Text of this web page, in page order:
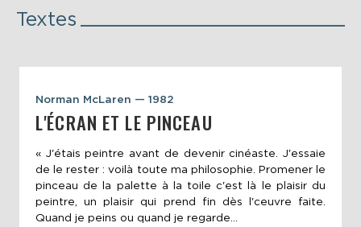
Textes
Norman McLaren — 1982
L'ÉCRAN ET LE PINCEAU
« J'étais peintre avant de devenir cinéaste. J'essaie
de le rester : voilà toute ma philosophie. Promener le
pinceau de la palette à la toile c'est là le plaisir du
peintre, un plaisir qui prend fin dès l'ceuvre faite.
Quand je peins ou quand je regarde...